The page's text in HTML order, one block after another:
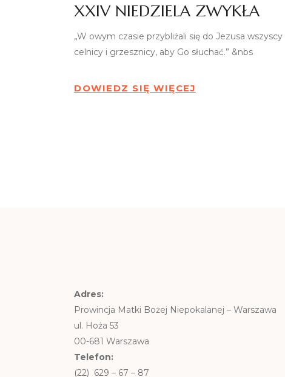
XXIV NIEDZIELA ZWYKŁA
„W owym czasie przybliżali się do Jezusa wszyscy
celnicy i grzesznicy, aby Go słuchać.” &nbs
DOWIEDZ SIĘ WIĘCEJ
Adres:
Prowincja Matki Bożej Niepokalanej – Warszawa
ul. Hoża 53
00-681 Warszawa
Telefon:
(22) 629 – 67 – 87